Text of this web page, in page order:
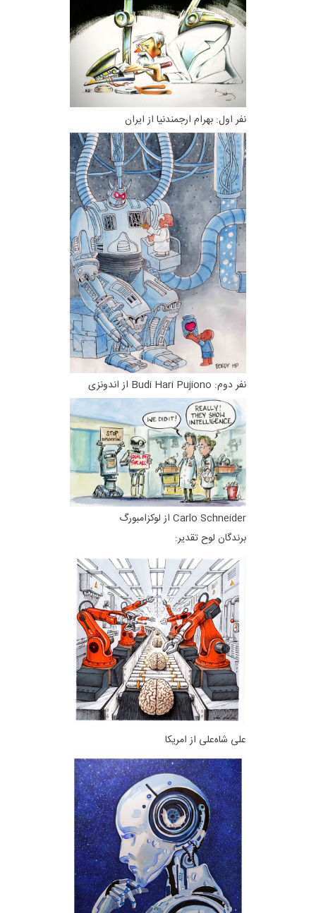
نفر اول: بهرام ارجمندنیا از ایران
نفر دوم: Budi Hari Pujiono از اندونزی
Carlo Schneider از لوکزامبورگ
برندگان لوح تقدیر:
علی شاه‌علی از امریکا